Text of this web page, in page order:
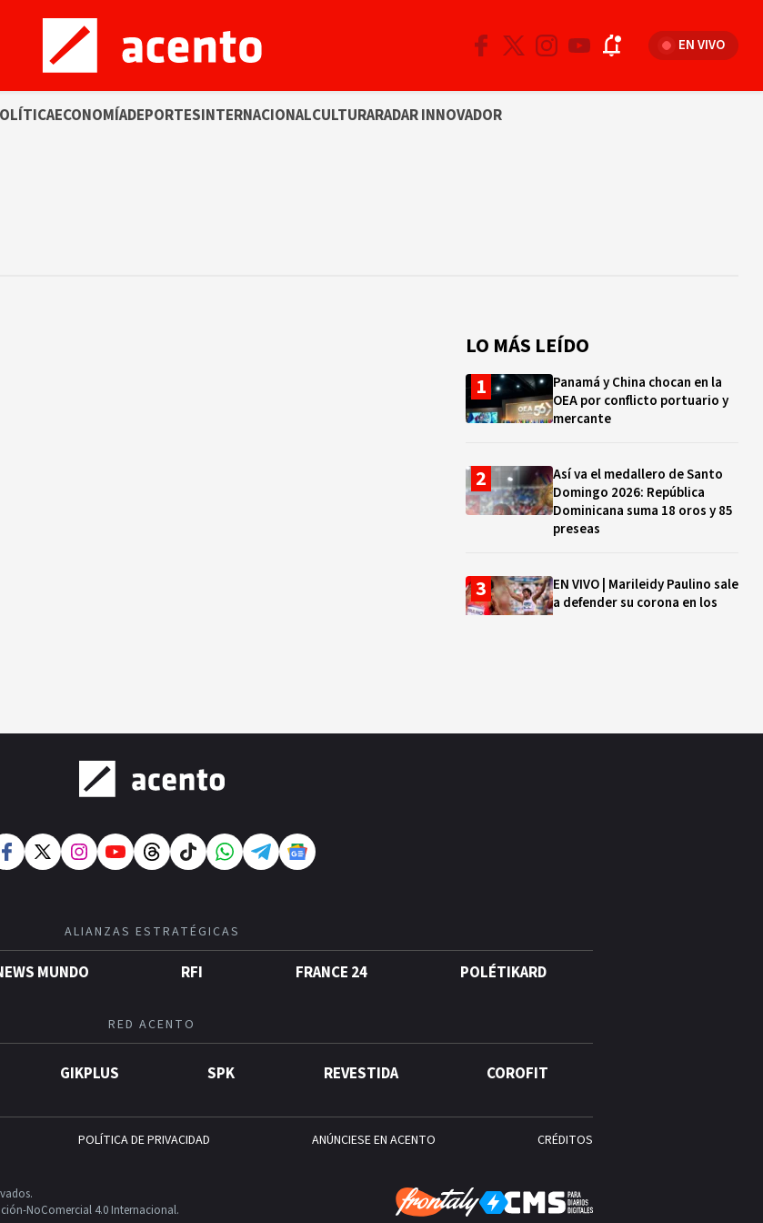
EN VIVO
ECONOMÍADEPORTESINTERNACIONALCULTURARADAR INNOVADOR
LO MÁS LEÍDO
Panamá y China chocan en la
OEA por conflicto portuario y
mercante
Así va el medallero de Santo
Domingo 2026: República
Dominicana suma 18 oros y 85
preseas
EN VIVO | Marileidy Paulino sale
a defender su corona en los
puedes cobrar
ALIANZAS ESTRATÉGICAS
MUNDO RFI FRANCE 24 POLÉTIKARD
RED ACENTO
GIKPLUS SPK REVESTIDA COROFIT
POLÍTICA DE PRIVACIDAD ANÚNCIESE EN ACENTO CRÉDITOS
NoComercial 4.0 Internacional.